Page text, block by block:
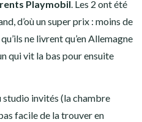
Playmobil. Les 2 ont été
d’où un super prix : moins de
ne livrent qu’en Allemagne
qui vit la bas pour ensuite
studio invités (la chambre
facile de la trouver en